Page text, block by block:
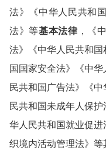
法》《中华人民共和
法》等基本法律，《
法》《中华人民共和
国国家安全法》《中
民共和国广告法》《
民共和国未成年人保
华人民共和国就业促
织境内活动管理法》